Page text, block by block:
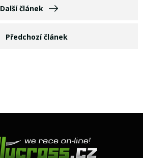
Předchozí článek
Další článek